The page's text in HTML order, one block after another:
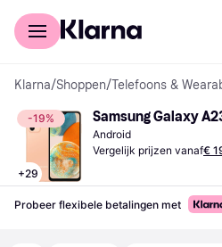
Voor shoppers
Klarna/Shoppen/Telefoons &
-19%
+29
Samsung Galaxy
Android
Vergelijk prijzen vanaf€
Probeer flexibele betalingen met